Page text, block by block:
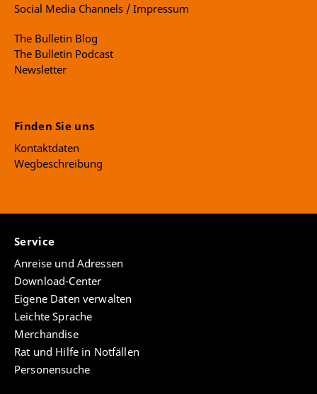
Social Media Channels / Impressum
The Bulletin Blog
The Bulletin Podcast
Newsletter
Finden Sie uns
Kontaktdaten
Wegbeschreibung
Service
Anreise und Adressen
Download-Center
Eigene Daten verwalten
Leichte Sprache
Merchandise
Rat und Hilfe in Notfällen
Personensuche